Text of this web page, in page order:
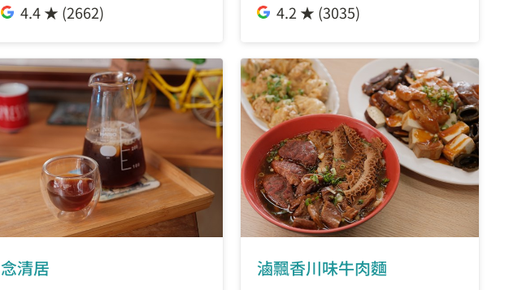
4.4 ★ (2662)
4.2 ★ (3035)
念清居 滷飄香川味牛肉麵